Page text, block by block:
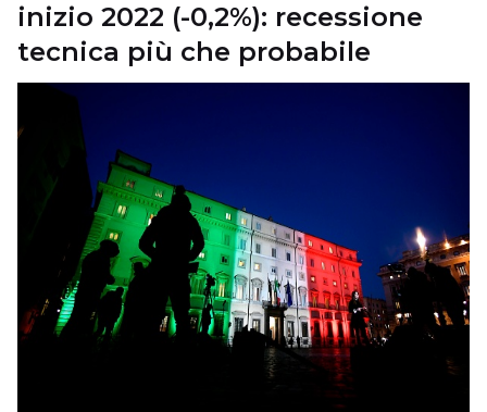
inizio 2022 (-0,2%): recessione
tecnica più che probabile